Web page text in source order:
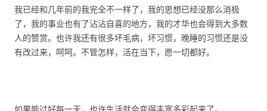
我已经和几年前的我完全不一样了，我的思想已经没那么消极
了，我的事业也有了沾沾自喜的地方，我的才华也会得到大多数
人的赞赏。也许我还有很多坏毛病，坏习惯，晚睡的习惯还是没
有改过来，呵呵。不管怎样，活在当下，愿一切都好。